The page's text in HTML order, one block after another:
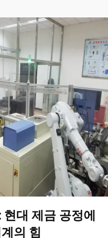
현대 제금 공정에
의 힘